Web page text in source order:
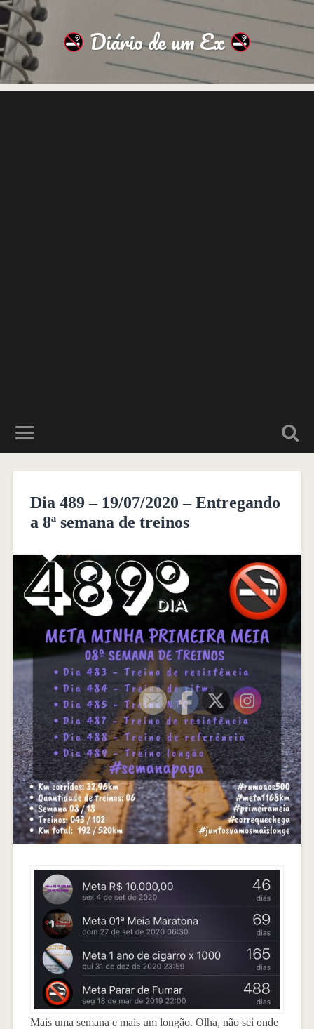
Diário de um Ex
Dia 489 – 19/07/2020 – Entregando
a 8ª semana de treinos
Mais uma semana e mais um longão. Olha, não sei onde